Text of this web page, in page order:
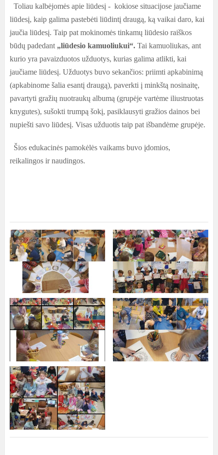
Toliau kalbėjomės apie liūdesį - kokiose situacijose jaučiame
liūdesį, kaip galima pastebėti liūdintį draugą, ką vaikai daro, kai
jaučia liūdesį. Taip pat mokinomės tinkamų liūdesio raiškos
būdų padedant „liūdesio kamuoliukui“. Tai kamuoliukas, ant
kurio yra pavaizduotos užduotys, kurias galima atlikti, kai
jaučiame liūdesį. Užduotys buvo sekančios: priimti apkabinimą
(apkabinome šalia esantį draugą), paverkti į minkštą nosinaitę,
pavartyti gražių nuotraukų albumą (grupėje vartėme iliustruotas
knygutes), sušokti trumpą šokį, pasiklausyti gražios dainos bei
nupiešti savo liūdesį. Visas užduotis taip pat išbandėme grupėje.
Šios edukacinės pamokėlės vaikams buvo įdomios,
reikalingos ir naudingos.